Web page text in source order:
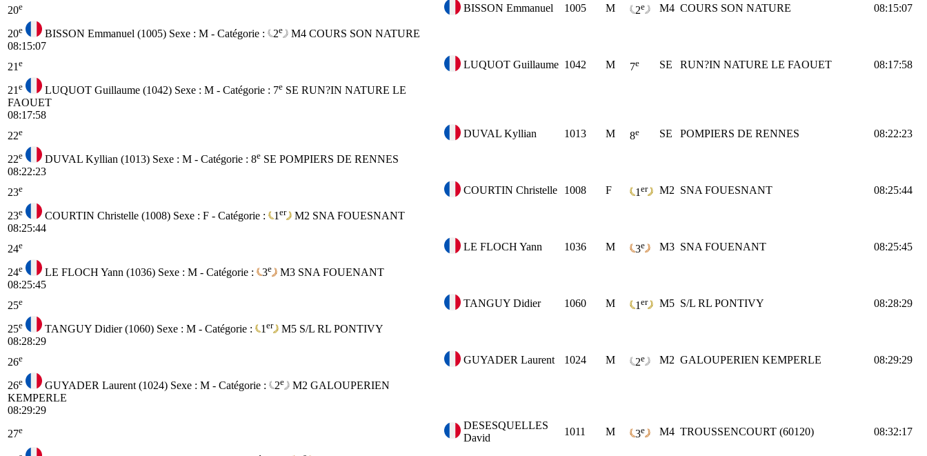
20e BISSON Emmanuel 1005 M 2e M4 COURS SON NATURE 08:15:07
20e BISSON Emmanuel (1005) Sexe : M - Catégorie : 2e M4 COURS SON NATURE
08:15:07
21 e LUQUOT Guillaume 1042 M 7e SE RUN?IN NATURE LE FAOUET 08:17:58
21 e LUQUOT Guillaume (1042) Sexe : M - Catégorie : 7e SE RUN?IN NATURE LE
FAOUET
08:17:58
22e DUVAL Kyllian 1013 M 8e SE POMPIERS DE RENNES 08:22:23
22e DUVAL Kyllian (1013) Sexe : M - Catégorie : 8e SE POMPIERS DE RENNES
08:22:23
23e COURTIN Christelle 1008 F 1 er M2 SNA FOUESNANT 08:25:44
23e COURTIN Christelle (1008) Sexe : F - Catégorie : 1 er M2 SNA FOUESNANT
08:25:44
24e LE FLOCH Yann 1036 M 3e M3 SNA FOUENANT 08:25:45
24e LE FLOCH Yann (1036) Sexe : M - Catégorie : 3e M3 SNA FOUENANT
08:25:45
25e TANGUY Didier 1060 M 1 er M5 S/L RL PONTIVY 08:28:29
25e TANGUY Didier (1060) Sexe : M - Catégorie : 1 er M5 S/L RL PONTIVY
08:28:29
26e GUYADER Laurent 1024 M 2e M2 GALOUPERIEN KEMPERLE 08:29:29
26e GUYADER Laurent (1024) Sexe : M - Catégorie : 2e M2 GALOUPERIEN
KEMPERLE
08:29:29
27e
DESESQUELLES
David
1011 M 3e M4 TROUSSENCOURT (60120) 08:32:17